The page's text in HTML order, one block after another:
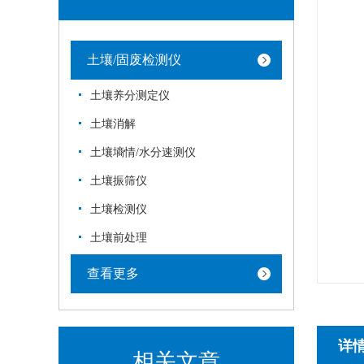
土壤/固废检测仪
土壤养分测定仪
土壤消解
土壤墒情/水分速测仪
土壤振筛仪
土壤检测仪
土壤前处理
查看更多
详